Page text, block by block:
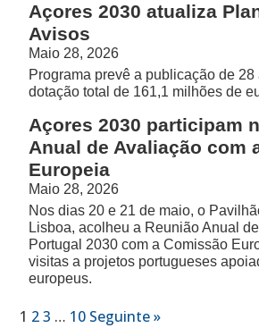
Açores 2030 atualiza
Avisos
Maio 28, 2026
Programa prevê a publicação de 28
dotação total de 161,1 milhões de
Açores 2030 participam
Anual de Avaliação com
Europeia
Maio 28, 2026
Nos dias 20 e 21 de maio, o
Lisboa, acolheu a Reunião Anual
Portugal 2030 com a Comissão
visitas a projetos portugueses
europeus.
1 2 3 … 10 Seguinte »